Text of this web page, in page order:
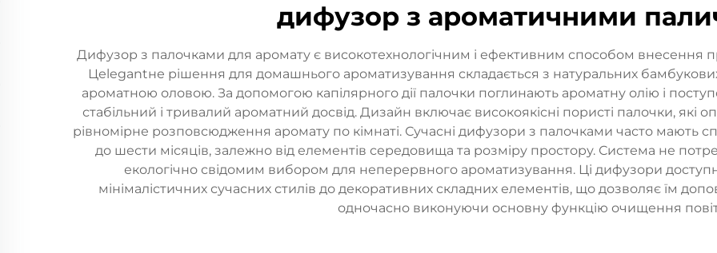
дифузор з ароматичними
Дифузор з палочками для аромату є високотехнологічним і ефективним способом внесення
Цеlegantне рішення для домашнього ароматизування складається з натуральних
ароматною оловою. За допомогою капілярного дії палочки поглинають ароматну олію і
стабільний і тривалий ароматний досвід. Дизайн включає високоякісні пористі палочки, які
рівномірне розповсюдження аромату по кімнаті. Сучасні дифузори з палочками часто мають
до шести місяців, залежно від елементів середовища та розміру простору. Система не
екологічно свідомим вибором для неперервного ароматизування. Ці дифузори
мінімалістичних сучасних стилів до декоративних складних елементів, що дозволяє їм
одночасно виконуючи основну функцію очищення